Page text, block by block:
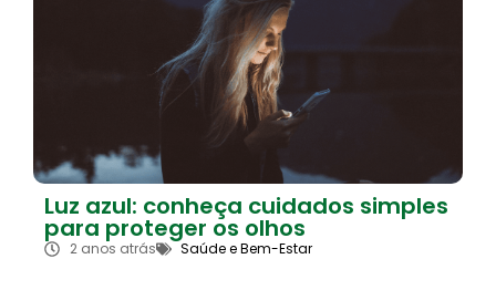
Luz azul: conheça cuidados simples
para proteger os olhos
2 anos atrás Saúde e Bem-Estar